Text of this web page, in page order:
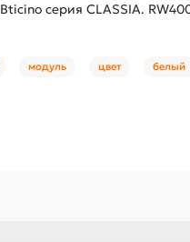
серия CLASSIA.
модуль цвет белый